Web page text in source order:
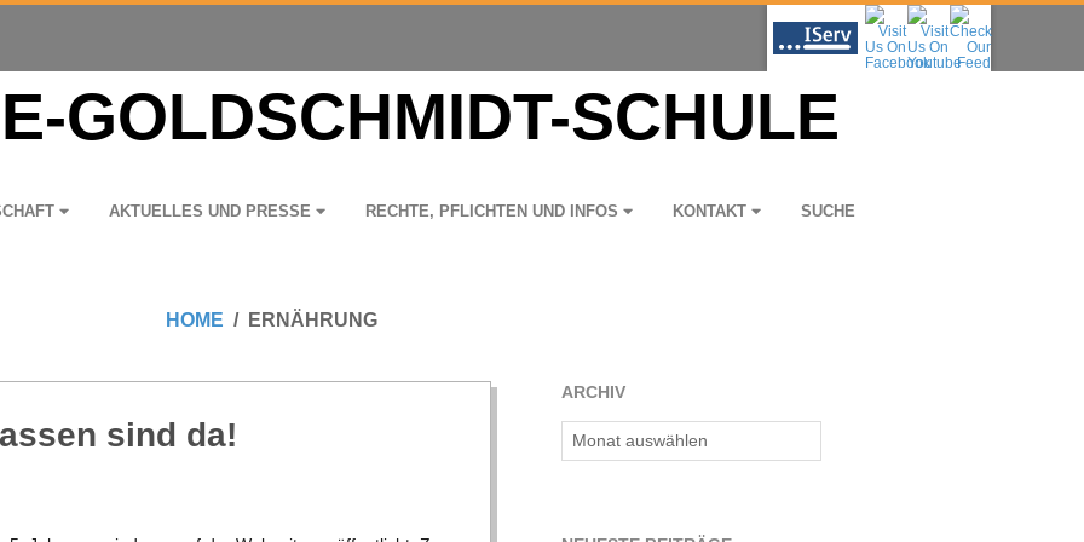
AKTU­EL­LES UND PRESSE RECHTE, PFLICH­TEN UND INFOS KON­TAKT SUCHE
HOME ERNÄHRUNG
sind da!
ARCHIV
Archiv